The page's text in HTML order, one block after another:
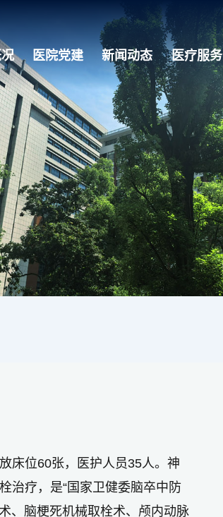
医院党建 新闻动态 医疗服务
床位60张，医护人员35人。神
治疗，是“国家卫健委脑卒中防
、脑梗死机械取栓术、颅内动脉